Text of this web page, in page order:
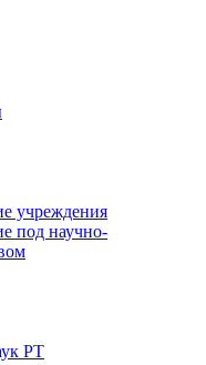
учреждения
под научно-
РТ